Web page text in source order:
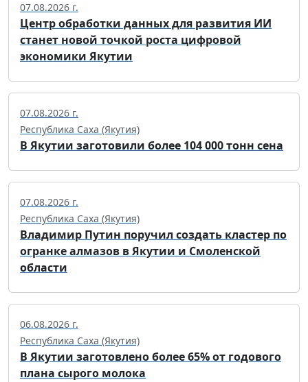
07.08.2026 г.
Центр обработки данных для развития ИИ
станет новой точкой роста цифровой
экономики Якутии
07.08.2026 г.
Республика Саха (Якутия)
В Якутии заготовили более 104 000 тонн сена
07.08.2026 г.
Республика Саха (Якутия)
Владимир Путин поручил создать кластер по
огранке алмазов в Якутии и Смоленской
области
06.08.2026 г.
Республика Саха (Якутия)
В Якутии заготовлено более 65% от годового
плана сырого молока